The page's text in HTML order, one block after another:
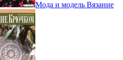
Мода и модель Вязание